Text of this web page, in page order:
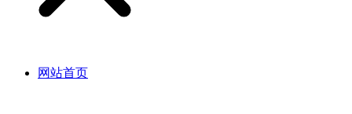
网站首页